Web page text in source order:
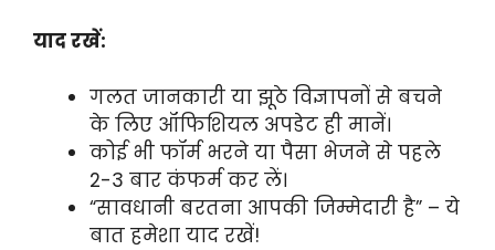
याद रखें:
गलत जानकारी या झूठे विज्ञापनों से बचने
के लिए ऑफिशियल अपडेट ही मानें।
कोई भी फॉर्म भरने या पैसा भेजने से पहले
2-3 बार कंफर्म कर लें।
“सावधानी बरतना आपकी जिम्मेदारी है” – ये
बात हमेशा याद रखें!